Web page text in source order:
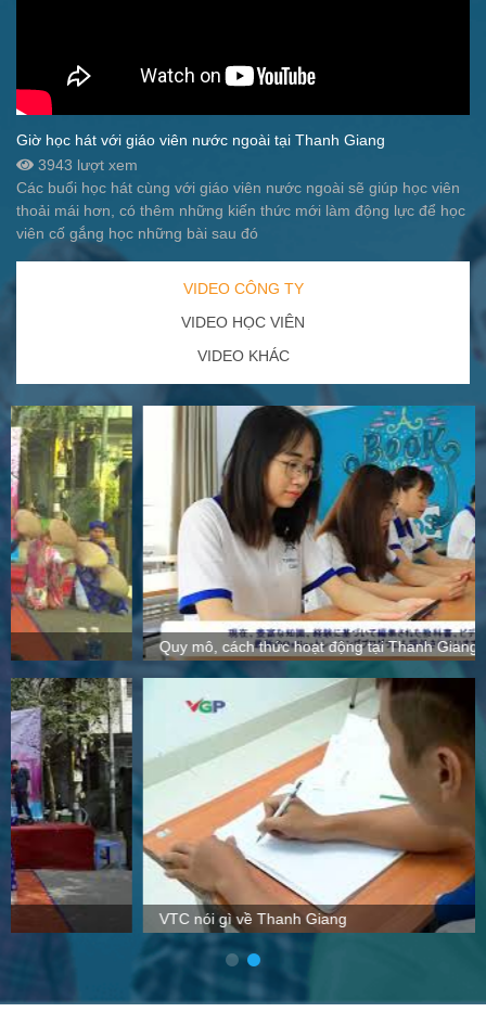
Giờ học hát với giáo viên nước ngoài tại Thanh Giang
3943 lượt xem
Các buổi học hát cùng với giáo viên nước ngoài sẽ giúp học viên
thoải mái hơn, có thêm những kiến thức mới làm động lực để học
viên cố gắng học những bài sau đó
VIDEO CÔNG TY
VIDEO HỌC VIÊN
VIDEO KHÁC
Quy mô, cách thức hoạt động tại Thanh Giang
VTC nói gì về Thanh Giang